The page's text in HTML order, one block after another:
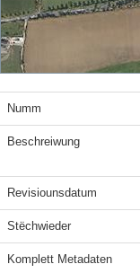
Numm
Beschreiwung
Revisiounsdatum
Stëchwieder
Komplett Metadaten